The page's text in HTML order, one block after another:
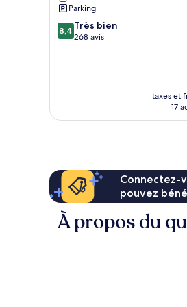
Parking
8.4
sur
8,4 Très bien
268 avis
taxes et
17
Connectez-
pouvez
À propos du